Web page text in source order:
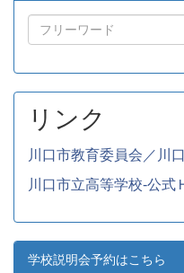
リンク
川口市教育委員会／川
川口市立高等学校-公式
学校説明会予約はこちら